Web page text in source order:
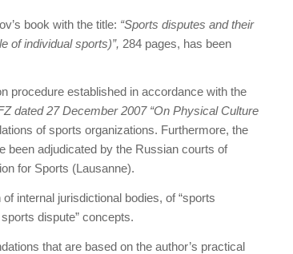
book with the title: “Sports disputes and their
of individual sports)”, 284 pages, has been
procedure established in accordance with the
dated 27 December 2007 “On Physical Culture
of sports organizations. Furthermore, the
been adjudicated by the Russian courts of
for Sports (Lausanne).
internal jurisdictional bodies, of “sports
dispute” concepts.
that are based on the author’s practical